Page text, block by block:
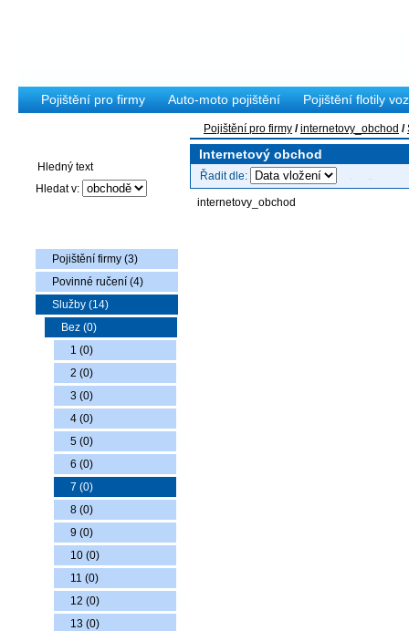
Hledat v:
Pojištění firmy (3)
Povinné ručení (4)
Služby (14)
Bez (0)
1 (0)
2 (0)
3 (0)
4 (0)
5 (0)
6 (0)
7 (0)
8 (0)
9 (0)
10 (0)
11 (0)
12 (0)
13 (0)
Pojištění pro firmy / internetovy_obchod /
Internetový obchod
Řadit dle:
internetovy_obchod
Pojištění pro firmy Auto-moto pojištění Pojištění flotily